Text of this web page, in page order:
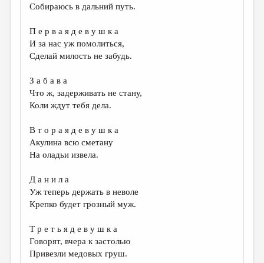
Собираюсь в дальний путь.
П е р в а я д е в у ш к а
И за нас уж помолиться,
Сделай милость не забудь.
З а б а в а
Что ж, задерживать не стану,
Коли ждут тебя дела.
В т о р а я д е в у ш к а
Акулина всю сметану
На оладьи извела.
Д а н и л а
Уж теперь держать в неволе
Крепко будет грозный муж.
Т р е т ь я д е в у ш к а
Говорят, вчера к застолью
Привезли медовых груш.